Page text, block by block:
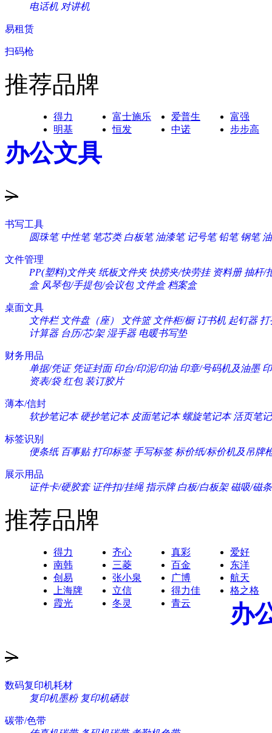
电话机 对讲机
易租赁
扫码枪
推荐品牌
得力 富士施乐 爱普生
富强
明基
恒发 中诺 步步高
办公文具
>
书写工具
圆珠笔 中性笔 笔芯类 白板笔 油漆笔 记号笔 铅笔 钢笔
文件管理
PP(塑料)文件夹 纸板文件夹 快捞夹/快劳挂 资料册 抽杆/
盒 风琴包/手提包/会议包 文件盒 档案盒
桌面文具
文件栏 文件盘（座） 文件篮 文件柜/橱 订书机 起钉器 打
计算器 台历/芯/架 湿手器 电暖书写垫
财务用品
单据/凭证 凭证封面 印台/印泥/印油 印章/号码机及油墨
资表/袋 红包 装订胶片
薄本/信封
软抄笔记本 硬抄笔记本 皮面笔记本 螺旋笔记本 活页笔
标签识别
便条纸 百事贴 打印标签 手写标签 标价纸/标价机及吊牌
展示用品
证件卡/硬胶套 证件扣/挂绳 指示牌 白板/白板架 磁吸/磁条
推荐品牌
得力 齐心 真彩
爱好
南韩
三菱 百金
东洋
创易
张小泉 广博
航天
上海牌
立信 得力佳
格之格
霞光
冬灵 青云 办
>
数码复印机耗材
复印机墨粉 复印机硒鼓
碳带/色带